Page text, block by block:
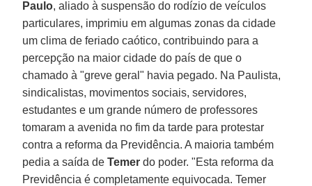
Paulo, aliado à suspensão do rodízio de veículos
particulares, imprimiu em algumas zonas da cidade
um clima de feriado caótico, contribuindo para a
percepção na maior cidade do país de que o
chamado à "greve geral" havia pegado. Na Paulista,
sindicalistas, movimentos sociais, servidores,
estudantes e um grande número de professores
tomaram a avenida no fim da tarde para protestar
contra a reforma da Previdência. A maioria também
pedia a saída deTemer do poder. "Esta reforma da
Previdência é completamente equivocada. Temer